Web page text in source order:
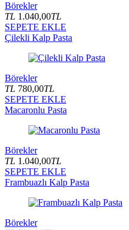
Börekler
TL 1.040,00TL
SEPETE EKLE
Çilekli Kalp Pasta
Börekler
TL 780,00TL
SEPETE EKLE
Macaronlu Pasta
Börekler
TL 1.040,00TL
SEPETE EKLE
Frambuazlı Kalp Pasta
Börekler